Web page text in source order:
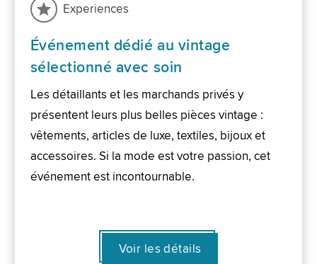
Experiences
Événement dédié au vintage
sélectionné avec soin
Les détaillants et les marchands privés y
présentent leurs plus belles pièces vintage :
vêtements, articles de luxe, textiles, bijoux et
accessoires. Si la mode est votre passion, cet
événement est incontournable.
Voir les détails